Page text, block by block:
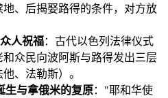
、后揭娶路得的条件，对方放
人祝福：古代以色列法律仪式
众民向波阿斯与路得发出三层
、法勒斯）。
生与拿俄米的复原 ："耶和华使